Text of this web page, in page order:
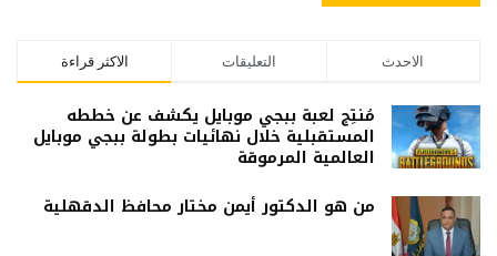
الاكثر قراءة التعليقات الاحدث
مُنتِج لعبة ببجي موبايل يكشف عن خططه
المستقبلية خلال نهائيات بطولة ببجي موبايل
العالمية المرموقة
من هو الدكتور أيمن مختار محافظ الدقهلية